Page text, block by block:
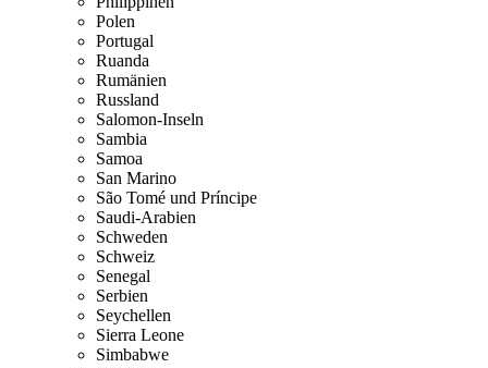
Polen
Portugal
Ruanda
Rumänien
Russland
Salomon-Inseln
Sambia
Samoa
San Marino
São Tomé und Príncipe
Saudi-Arabien
Schweden
Schweiz
Senegal
Serbien
Seychellen
Sierra Leone
Simbabwe